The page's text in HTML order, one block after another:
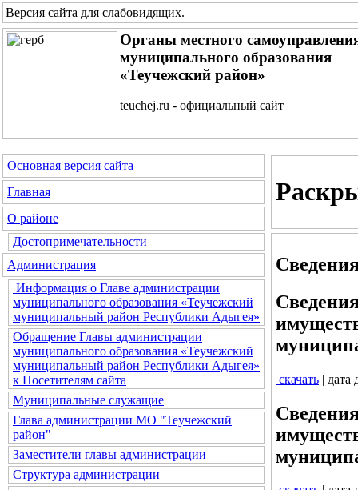
Версия сайта для слабовидящих.
Органы местного
муниципального образования
«Теучежский район»
teuchej.ru - официальный сайт
Основная версия сайта
Главная
О районе
Достопримечательности
Администрация
Информация о Главе администрации
муниципального образования «Теучежский
муниципальный район Республики Адыгея»
Обращение Главы администрации
муниципального образования «Теучежский
муниципальный район Республики Адыгея»
к Посетителям сайта
Муниципальные служащие
Глава администрации МО "Теучежский
район"
Заместители главы администрации
Структура администрации
скачать | дата